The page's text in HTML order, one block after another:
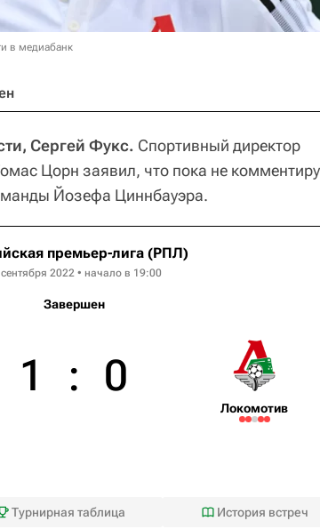
в медиабанк
Сергей Фукс. Спортивный директор
Цорн заявил, что пока не
Йозефа Циннбауэра.
премьер-лига (РПЛ)
2022 • начало в 19:00
Завершен
1 : 0
Локомотив
Турнирная таблица История встреч